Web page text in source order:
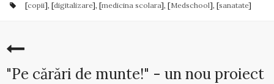
[copii], [digitalizare], [medicina scolara], [Medschool], [sanatate]
"Pe cărări de munte!" - un nou proiect